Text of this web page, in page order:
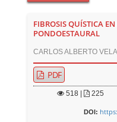
FIBROSIS QUÍSTICA
PONDOESTAURAL
CARLOS ALBERTO
PDF
518 | 225
DOI: